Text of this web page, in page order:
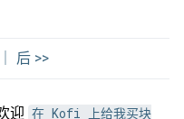
后 >>
迎 在 Kofi 上给我买块